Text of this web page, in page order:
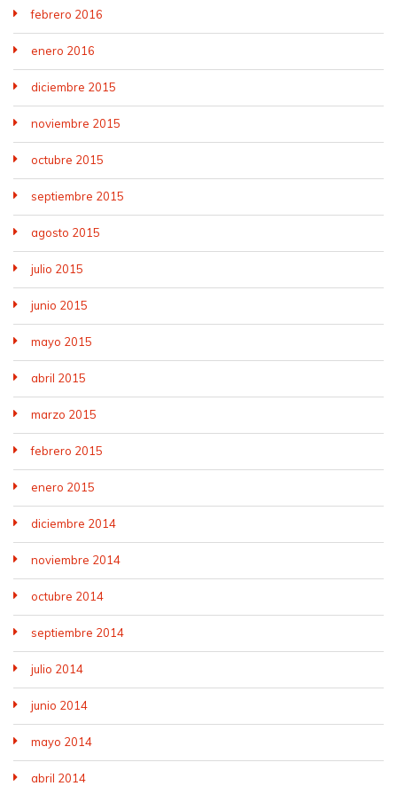
febrero 2016
enero 2016
diciembre 2015
noviembre 2015
octubre 2015
septiembre 2015
agosto 2015
julio 2015
junio 2015
mayo 2015
abril 2015
marzo 2015
febrero 2015
enero 2015
diciembre 2014
noviembre 2014
octubre 2014
septiembre 2014
julio 2014
junio 2014
mayo 2014
abril 2014